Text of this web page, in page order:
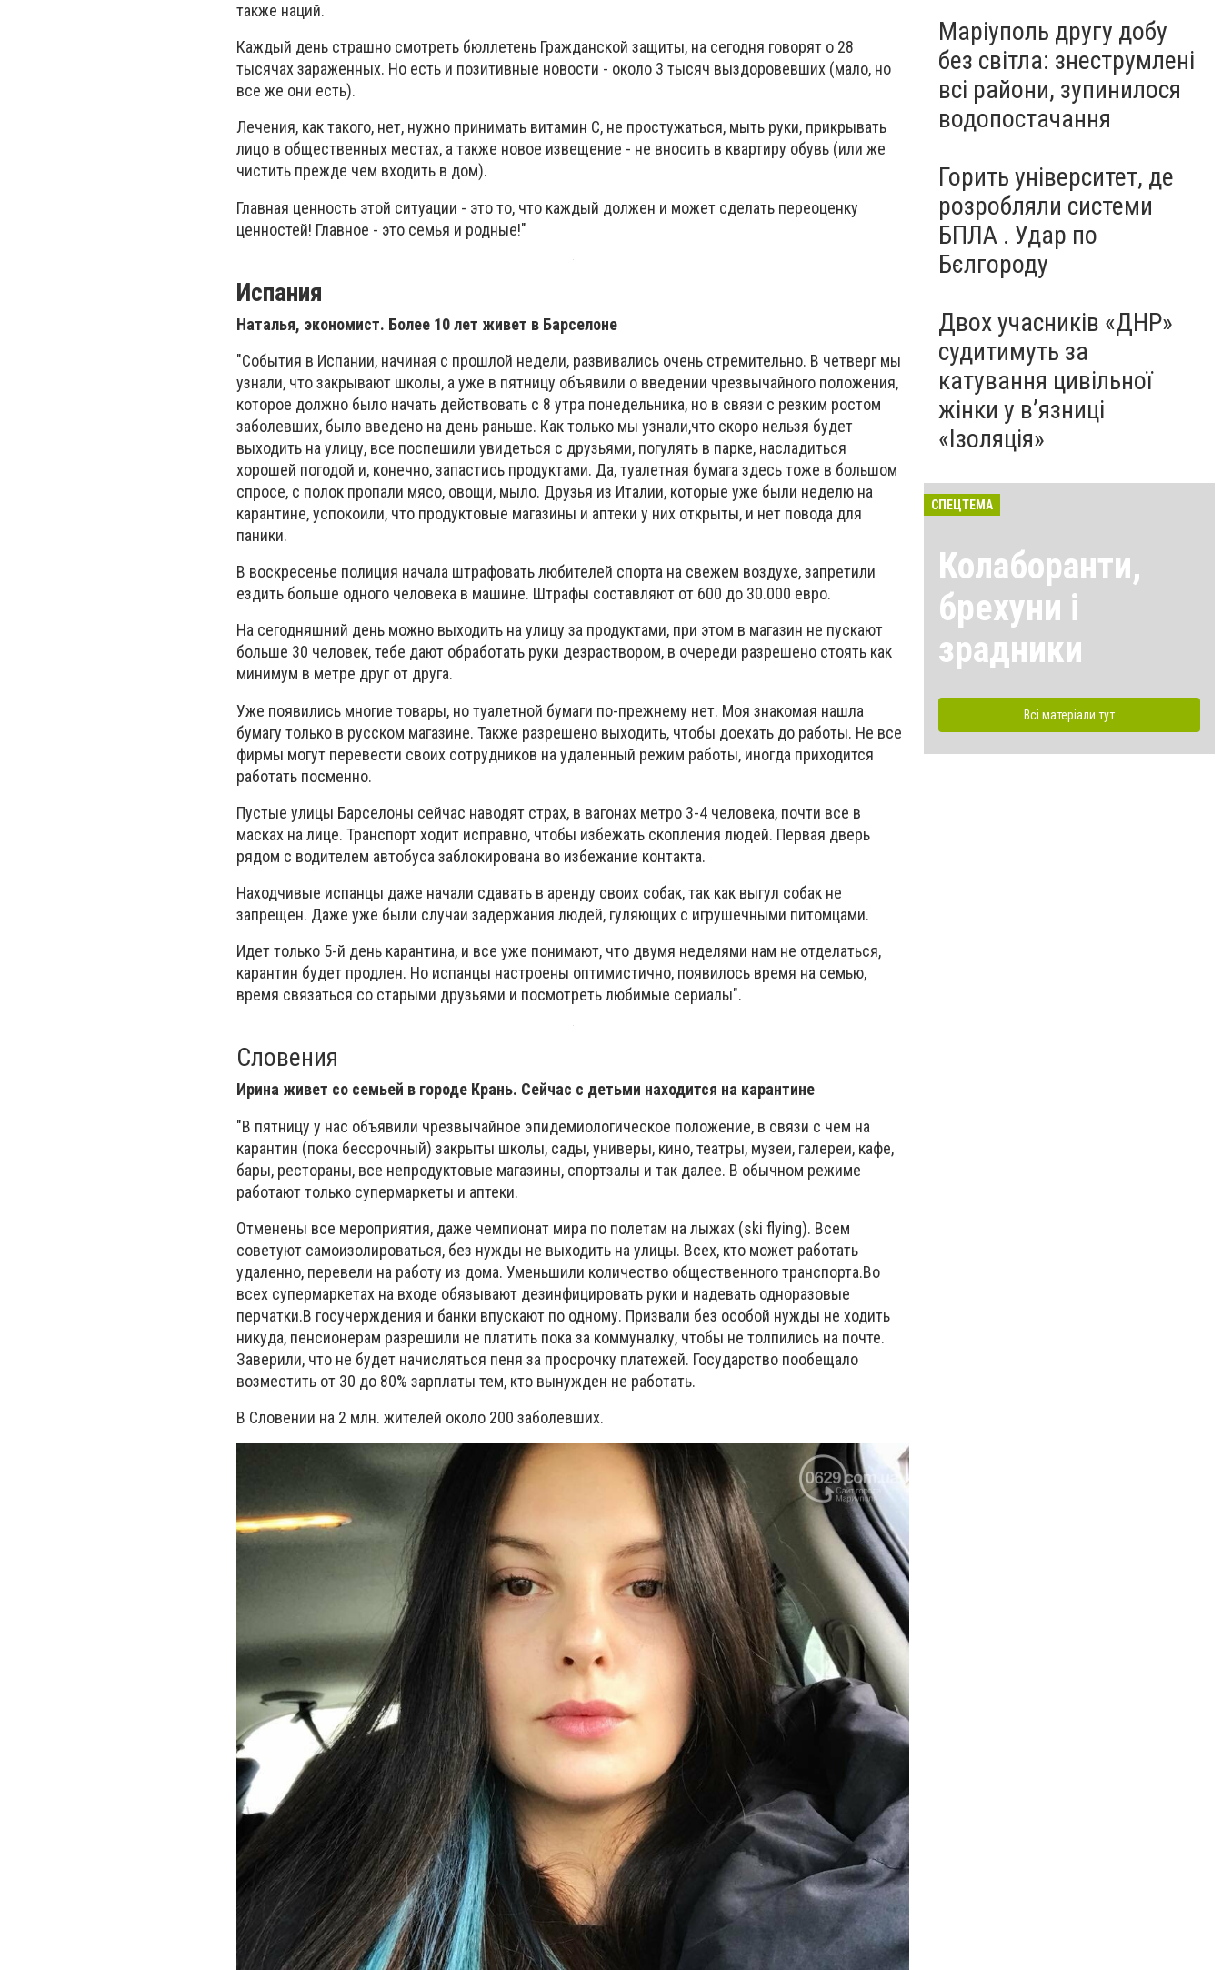
также наций.
Каждый день страшно смотреть бюллетень Гражданской защиты, на сегодня говорят о 28
тысячах зараженных. Но есть и позитивные новости - около 3 тысяч выздоровевших (мало, но
все же они есть).
Лечения, как такого, нет, нужно принимать витамин С, не простужаться, мыть руки, прикрывать
лицо в общественных местах, а также новое извещение - не вносить в квартиру обувь (или же
чистить прежде чем входить в дом).
Главная ценность этой ситуации - это то, что каждый должен и может сделать переоценку
ценностей! Главное - это семья и родные!"
Испания
Наталья, экономист. Более 10 лет живет в Барселоне
"События в Испании, начиная с прошлой недели, развивались очень стремительно. В четверг мы
узнали, что закрывают школы, а уже в пятницу объявили о введении чрезвычайного положения,
которое должно было начать действовать с 8 утра понедельника, но в связи с резким ростом
заболевших, было введено на день раньше. Как только мы узнали,что скоро нельзя будет
выходить на улицу, все поспешили увидеться с друзьями, погулять в парке, насладиться
хорошей погодой и, конечно, запастись продуктами. Да, туалетная бумага здесь тоже в большом
спросе, с полок пропали мясо, овощи, мыло. Друзья из Италии, которые уже были неделю на
карантине, успокоили, что продуктовые магазины и аптеки у них открыты, и нет повода для
паники.
В воскресенье полиция начала штрафовать любителей спорта на свежем воздухе, запретили
ездить больше одного человека в машине. Штрафы cоставляют от 600 до 30.000 евро.
На сегодняшний день можно выходить на улицу за продуктами, при этом в магазин не пускают
больше 30 человек, тебе дают обработать руки дезраствором, в очереди разрешено стоять как
минимум в метре друг от друга.
Уже появились многие товары, но туалетной бумаги по-прежнему нет. Моя знакомая нашла
бумагу только в русском магазине. Также разрешено выходить, чтобы доехать до работы. Не все
фирмы могут перевести своих сотрудников на удаленный режим работы, иногда приходится
работать посменно.
Пустые улицы Барселоны сейчас наводят страх, в вагонах метро 3-4 человека, почти все в
масках на лице. Транспорт ходит исправно, чтобы избежать скопления людей. Первая дверь
рядом с водителем автобуса заблокирована во избежание контакта.
Находчивые испанцы даже начали сдавать в аренду своих собак, так как выгул собак не
запрещен. Даже уже были случаи задержания людей, гуляющих с игрушечными питомцами.
Идет только 5-й день карантина, и все уже понимают, что двумя неделями нам не отделаться,
карантин будет продлен. Но испанцы настроены оптимистично, появилось время на семью,
время связаться со старыми друзьями и посмотреть любимые сериалы".
Словения
Ирина живет со семьей в городе Крань. Сейчас с детьми находится на карантине
"В пятницу у нас объявили чрезвычайное эпидемиологическое положение, в связи с чем на
карантин (пока бессрочный) закрыты школы, сады, универы, кино, театры, музеи, галереи, кафе,
бары, рестораны, все непродуктовые магазины, спортзалы и так далее. В обычном режиме
работают только супермаркеты и аптеки.
Отменены все мероприятия, даже чемпионат мира по полетам на лыжах (ski flying). Всем
советуют самоизолироваться, без нужды не выходить на улицы. Всех, кто может работать
удаленно, перевели на работу из дома. Уменьшили количество общественного транспорта.Во
всех супермаркетах на входе обязывают дезинфицировать руки и надевать одноразовые
перчатки.В госучерждения и банки впускают по одному. Призвали без особой нужды не ходить
никуда, пенсионерам разрешили не платить пока за коммуналку, чтобы не толпились на почте.
Заверили, что не будет начисляться пеня за просрочку платежей. Государство пообещало
возместить от 30 до 80% зарплаты тем, кто вынужден не работать.
В Словении на 2 млн. жителей около 200 заболевших.
Маріуполь другу добу
без світла: знеструмлені
всі райони, зупинилося
водопостачання
Горить університет, де
розробляли системи
БПЛА . Удар по
Бєлгороду
Двох учасників «ДНР»
судитимуть за
катування цивільної
жінки у в’язниці
«Ізоляція»
СПЕЦТЕМА
Колаборанти,
брехуни і
зрадники
Всі матеріали тут